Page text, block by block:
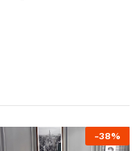
-38%